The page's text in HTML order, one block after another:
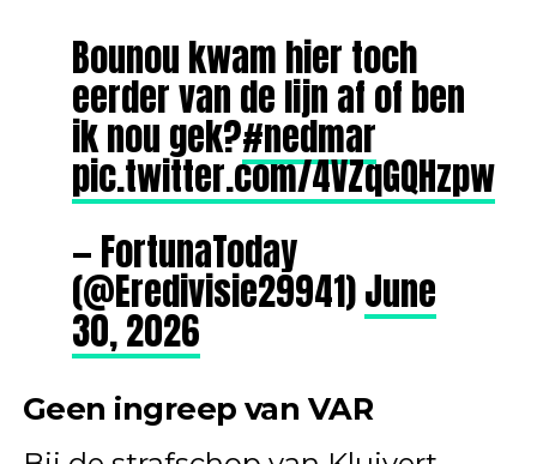
Bounou kwam hier toch
eerder van de lijn af of ben
ik nou gek?#nedmar
pic.twitter.com/4VZqGQHzpw
— FortunaToday
(@Eredivisie29941)June
30, 2026
Geen ingreep van VAR